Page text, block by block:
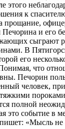
этого
к
прощание,
и его
сыграют
В
его
что
Печорин
человек,
полной
это событие в
«Мысль не